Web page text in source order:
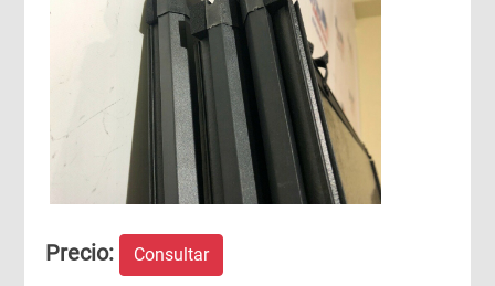
Precio: Consultar